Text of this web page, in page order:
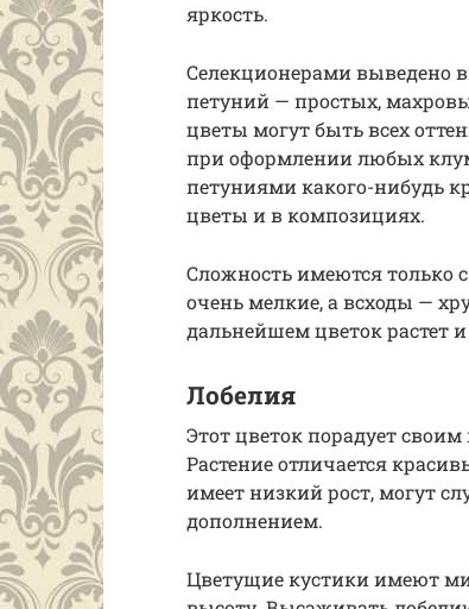
яркость.
Селекционерами выведено
петуний — простых,
цветы могут быть всех
при оформлении любых
петуниями какого-нибудь
цветы и в композициях.
Сложность имеются только
очень мелкие, а всходы —
дальнейшем цветок растет
Лобелия
Этот цветок порадует
Растение отличается
имеет низкий рост, могут
дополнением.
Цветущие кустики имеют